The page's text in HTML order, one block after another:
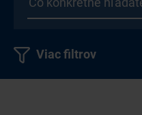
Viac filtrov